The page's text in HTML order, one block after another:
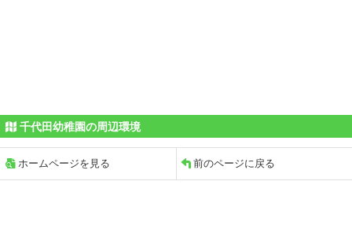
千代田幼稚園の周辺環境
ホームページを見る 前のページに戻る